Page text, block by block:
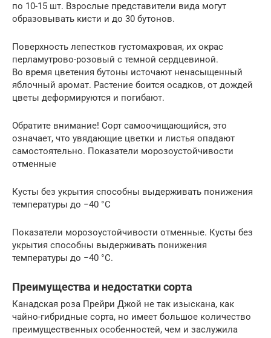
по 10-15 шт. Взрослые представители вида могут
образовывать кисти и до 30 бутонов.
Поверхность лепестков густомахровая, их окрас
перламутрово-розовый с темной сердцевиной.
Во время цветения бутоны источают ненасыщенный
яблочный аромат. Растение боится осадков, от дождей
цветы деформируются и погибают.
Обратите внимание! Сорт самоочищающийся, это
означает, что увядающие цветки и листья опадают
самостоятельно. Показатели морозоустойчивости
отменные
Кусты без укрытия способны выдерживать понижения
температуры до −40 °С
Показатели морозоустойчивости отменные. Кусты без
укрытия способны выдерживать понижения
температуры до −40 °С.
Преимущества и недостатки сорта
Канадская роза Прейри Джой не так изыскана, как
чайно-гибридные сорта, но имеет большое количество
преимущественных особенностей, чем и заслужила